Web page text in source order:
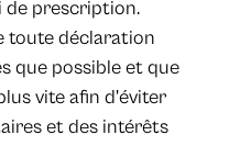
de prescription.
toute déclaration
que possible et que
vite afin d'éviter
et des intérêts